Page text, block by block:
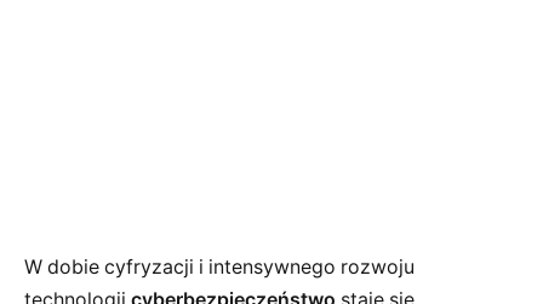
W dobie cyfryzacji i intensywnego rozwoju